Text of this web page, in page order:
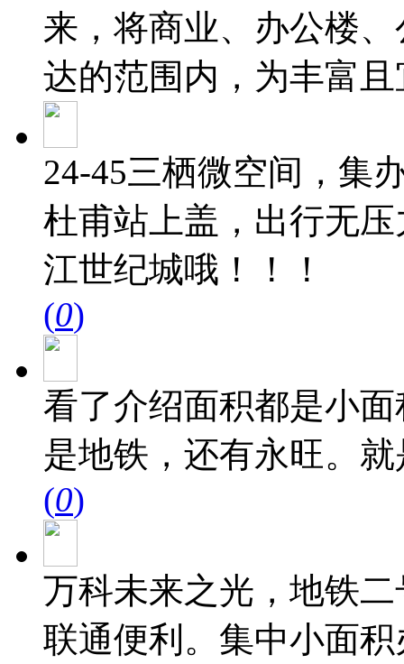
来，将商业、办公楼
达的范围内，为丰富
24-45三栖微空间，集
杜甫站上盖，出行无
江世纪城哦！！！
(0)
看了介绍面积都是小
是地铁，还有永旺。
(0)
万科未来之光，地铁
联通便利。集中小面